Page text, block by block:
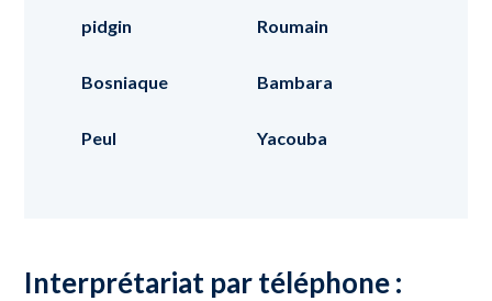
pidgin Roumain
Bosniaque Bambara
Peul Yacouba
Interprétariat par téléphone :